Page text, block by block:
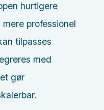
hurtigere
professionel
tilpasses
med
gør